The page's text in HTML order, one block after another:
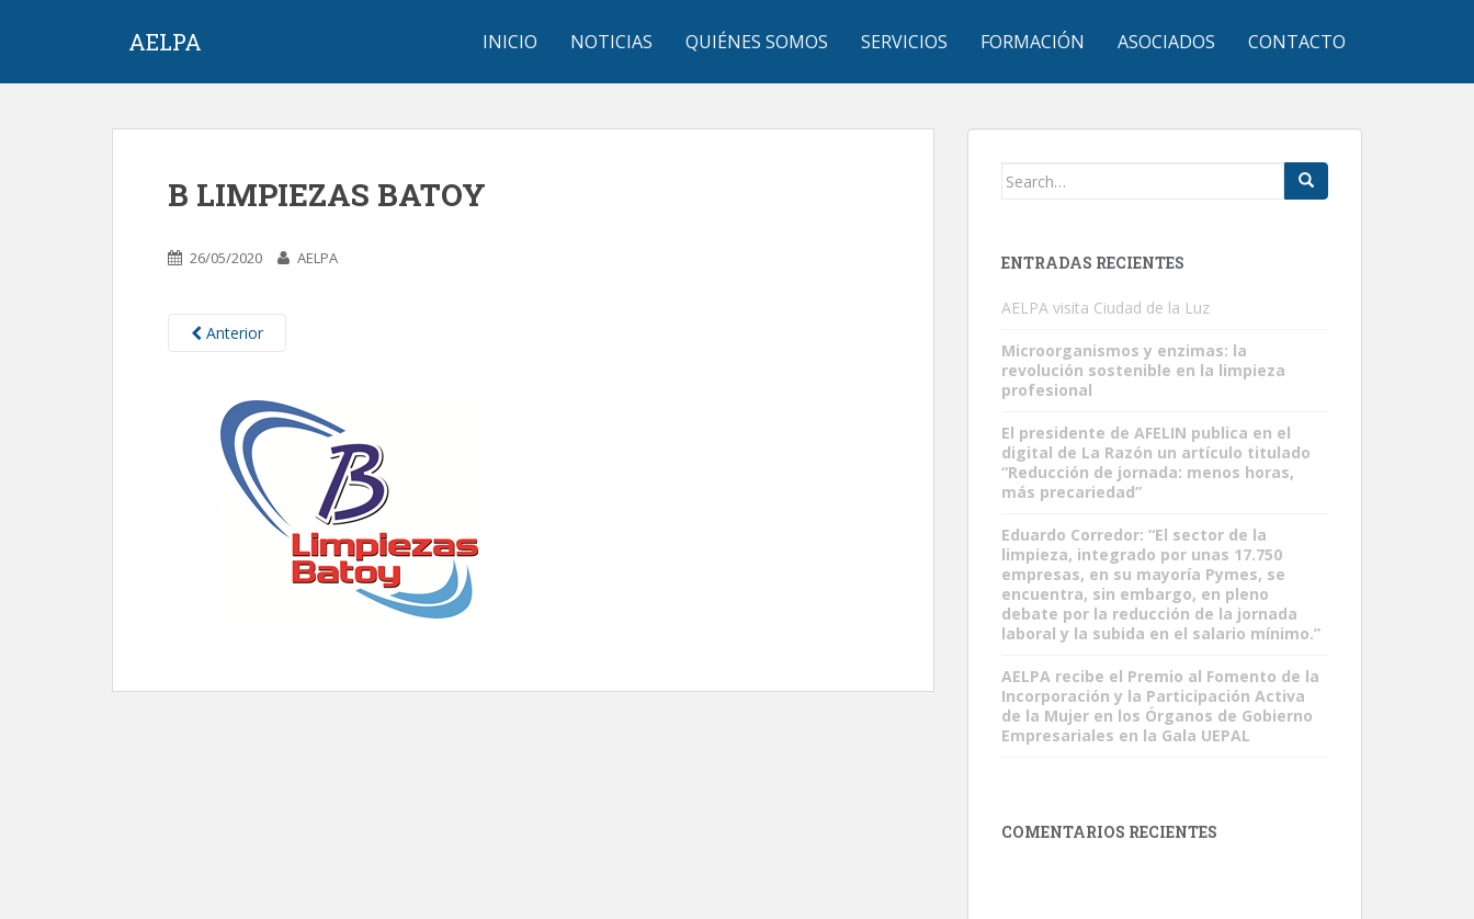
p
AELPA INICIO NOTICIAS QUIÉNES SOMOS SERVICIOS FORMACIÓN ASOCIADOS CONTACTO
B LIMPIEZAS BATOY
26/05/2020 AELPA
Anterior
Search
ENTRADAS RECIENTES
AELPA visita Ciudad de la Luz
Microorganismos y enzimas: la
revolución sostenible en la limpieza
profesional
El presidente de AFELIN publica en el
digital de La Razón un artículo titulado
“Reducción de jornada: menos horas,
más precariedad”
Eduardo Corredor: “El sector de la
limpieza, integrado por unas 17.750
empresas, en su mayoría Pymes, se
encuentra, sin embargo, en pleno
debate por la reducción de la jornada
laboral y la subida en el salario mínimo.”
AELPA recibe el Premio al Fomento de la
Incorporación y la Participación Activa
de la Mujer en los Órganos de Gobierno
Empresariales en la Gala UEPAL
COMENTARIOS RECIENTES